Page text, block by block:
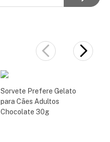
Sorvete Prefere Gelato
para Cães Adultos
Chocolate 30g